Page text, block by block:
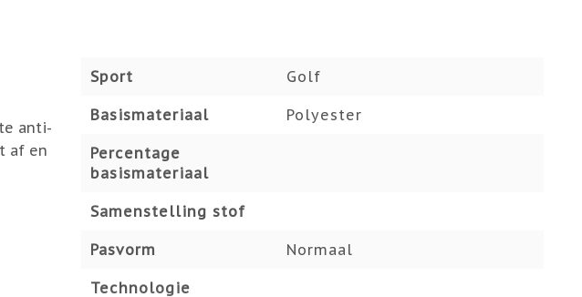
anti-
af en
Sport Golf
Basismateriaal Polyester
Percentage
basismateriaal
Samenstelling stof
Pasvorm Normaal
Technologie